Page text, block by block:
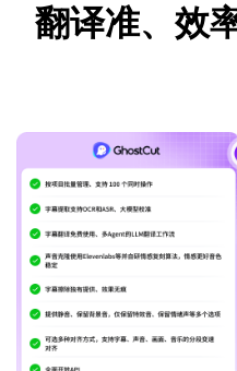
翻译准、效